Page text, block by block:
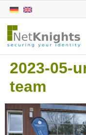
2023-05-
team